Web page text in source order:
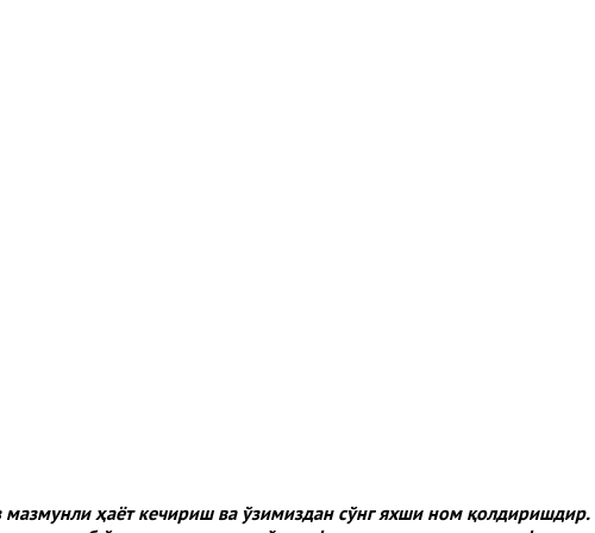
мазмунли ҳаёт кечириш ва ўзимиздан сўнг яхши ном